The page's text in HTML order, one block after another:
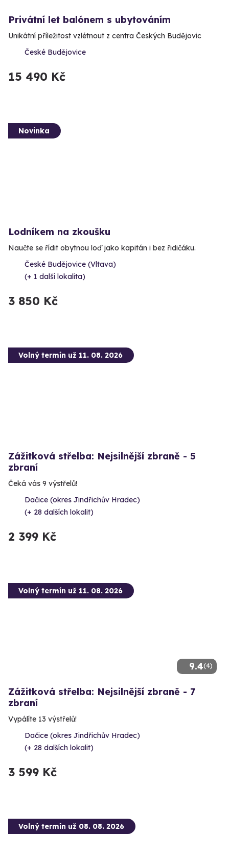
Privátní let balónem s ubytováním
Unikátní příležitost vzlétnout z centra Českých Budějovic
České Budějovice
15 490 Kč
Novinka
Lodníkem na zkoušku
Naučte se řídit obytnou loď jako kapitán i bez řidičáku.
České Budějovice (Vltava)
(+ 1 další lokalita)
3 850 Kč
Volný termín už 11. 08. 2026
Zážitková střelba: Nejsilnější zbraně - 5
zbraní
Čeká vás 9 výstřelů!
Dačice (okres Jindřichův Hradec)
(+ 28 dalších lokalit)
2 399 Kč
9.4(4)
Volný termín už 11. 08. 2026
Zážitková střelba: Nejsilnější zbraně - 7
zbraní
Vypálíte 13 výstřelů!
Dačice (okres Jindřichův Hradec)
(+ 28 dalších lokalit)
3 599 Kč
Volný termín už 08. 08. 2026